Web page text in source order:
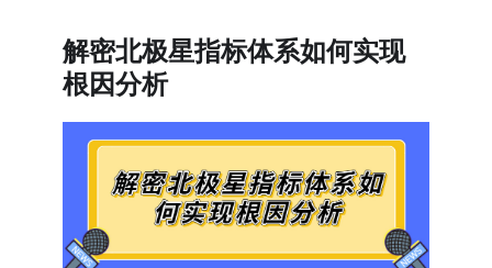
解密北极星指标体系如何实现
根因分析